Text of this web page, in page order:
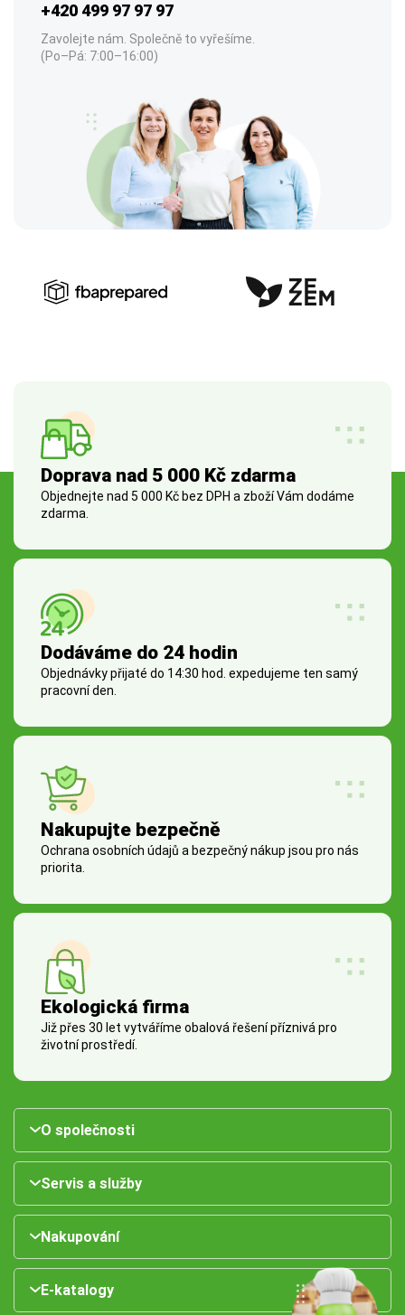
+420 499 97 97 97
Zavolejte nám. Společně to vyřešíme.
(Po–Pá: 7:00–16:00)
Doprava nad 5 000 Kč zdarma
Objednejte nad 5 000 Kč bez DPH a zboží Vám dodáme
zdarma.
Dodáváme do 24 hodin
Objednávky přijaté do 14:30 hod. expedujeme ten samý
pracovní den.
Nakupujte bezpečně
Ochrana osobních údajů a bezpečný nákup jsou pro nás
priorita.
Ekologická firma
Již přes 30 let vytváříme obalová řešení příznivá pro
životní prostředí.
O společnosti
Servis a služby
Nakupování
E-katalogy